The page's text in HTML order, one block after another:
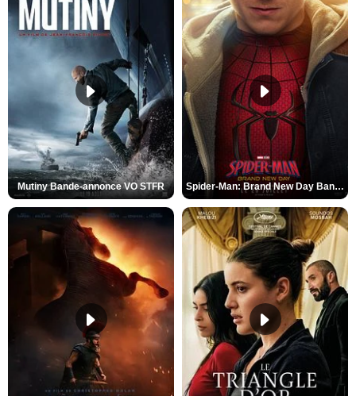
Mutiny Bande-annonce VO STFR Spider-Man: Brand New Day Bande-annonce VO STFR